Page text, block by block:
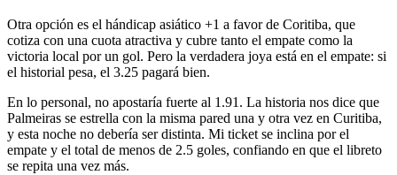
Otra opción es el hándicap asiático +1 a favor de Coritiba, que
cotiza con una cuota atractiva y cubre tanto el empate como la
victoria local por un gol. Pero la verdadera joya está en el empate: si
el historial pesa, el 3.25 pagará bien.
En lo personal, no apostaría fuerte al 1.91. La historia nos dice que
Palmeiras se estrella con la misma pared una y otra vez en Curitiba,
y esta noche no debería ser distinta. Mi ticket se inclina por el
empate y el total de menos de 2.5 goles, confiando en que el libreto
se repita una vez más.